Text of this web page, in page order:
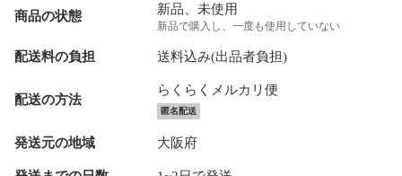
商品の状態 新品、未使用
新品で購入し、一度も使用していない
配送料の負担 送料込み(出品者負担)
配送の方法
らくらくメルカリ便
匿名配送
発送元の地域 大阪府